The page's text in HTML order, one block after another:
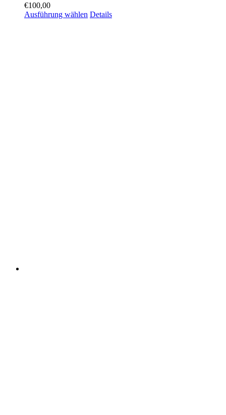
€100,00
Ausführung wählen Details